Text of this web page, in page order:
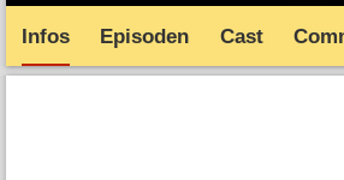
Infos Episoden Cast